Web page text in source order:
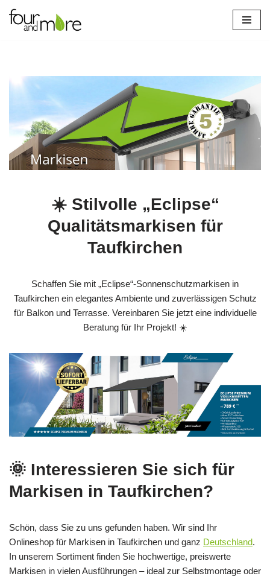
Zum
☀️ Stilvolle „Eclipse“
Qualitätsmarkisen für
Taufkirchen
Schaffen Sie mit „Eclipse“-Sonnenschutzmarkisen in
Taufkirchen ein elegantes Ambiente und zuverlässigen Schutz
für Balkon und Terrasse. Vereinbaren Sie jetzt eine individuelle
Beratung für Ihr Projekt! ☀️
🌞 Interessieren Sie sich für
Markisen in Taufkirchen?
Schön, dass Sie zu uns gefunden haben. Wir sind Ihr
Onlineshop für Markisen in Taufkirchen und ganz Deutschland.
In unserem Sortiment finden Sie hochwertige, preiswerte
Markisen in vielen Ausführungen – ideal zur Selbstmontage oder